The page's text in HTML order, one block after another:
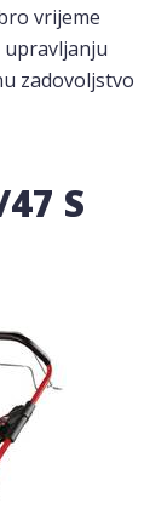
vrijeme
zadovoljstvo
S